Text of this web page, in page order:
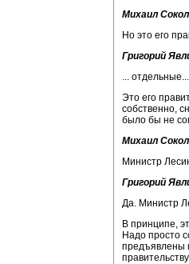
Михаил
Но это его
Григорий
...
Это его
собственно,
было бы не
Михаил
Министр
Григорий
Да. Министр
В принципе,
Надо просто
предъявлены
правительству.